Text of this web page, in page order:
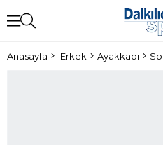
Anasayfa Erkek Ayakkabı